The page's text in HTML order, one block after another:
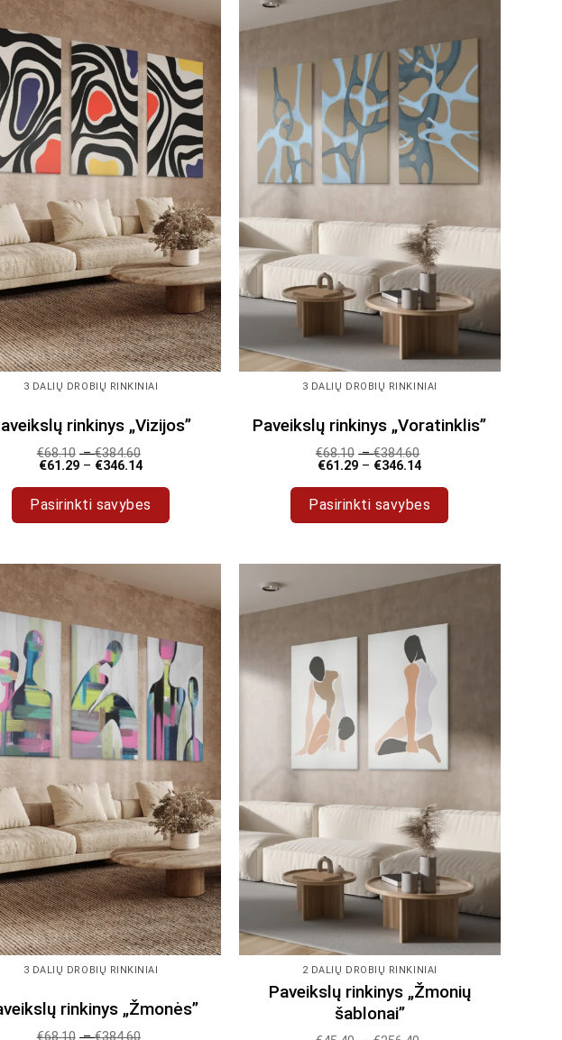
multiple
The
options
may
be
chosen
on
the
product
page
The
options
may
be
chosen
the
page
3 DALIŲ DROBIŲ RINKINIAI
rinkinys „Vizijos”
€68.10 –€384.60
€61.29 – €346.14
Pasirinkti savybes
has
multiple
options
may
be
chosen
on
the
product
page
3 DALIŲ DROBIŲ RINKINIAI
Paveikslų rinkinys „Voratinklis”
€68.10 –€384.60
€61.29 – €346.14
Pasirinkti savybes
multiple
The
options
chosen
on
the
page
3 DALIŲ DROBIŲ RINKINIAI
rinkinys „Žmonės”
2 DALIŲ DROBIŲ RINKINIAI
Paveikslų rinkinys „Žmonių
šablonai”